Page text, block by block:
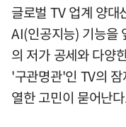
글로벌 TV 업계 양대
AI(인공지능) 기능을
의 저가 공세와 다양
'구관명관'인 TV의
열한 고민이 묻어난